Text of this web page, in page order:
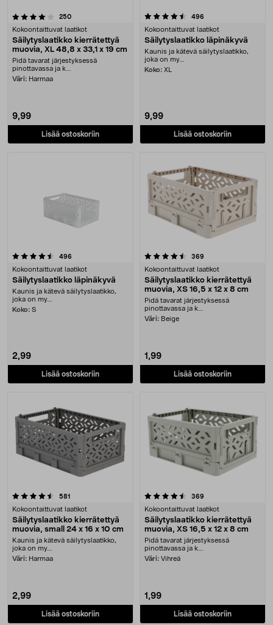
250arvostelut
Kokoontaittuvat laatikot
Säilytyslaatikko kierrätettyä
muovia, XL 48,8 x 33,1 x 19 cm
Pidä tavarat järjestyksessä
pinottavassa ja k....
Väri: Harmaa
9,99
Lisää ostoskoriin
4.5 viidestä tähdestä 496
Kokoontaittuvat laatikot
Säilytyslaatikko läpinäkyvä
Kaunis ja kätevä säilytyslaatikko,
joka on my....
Koko: XL
9,99
Lisää ostoskoriin
496
Kokoontaittuvat laatikot
Säilytyslaatikko läpinäkyvä
Kaunis ja kätevä säilytyslaatikko,
joka on my....
Koko: S
2,99
Lisää ostoskoriin
4.5 viidestä tähdestä 369
Kokoontaittuvat laatikot
Säilytyslaatikko kierrätettyä
muovia, XS 16,5 x 12 x 8 cm
Pidä tavarat järjestyksessä
pinottavassa ja k....
Väri: Beige
1,99
Lisää ostoskoriin
581
Kokoontaittuvat laatikot
Säilytyslaatikko kierrätettyä
muovia, small 24 x 16 x 10 cm
Kaunis ja kätevä säilytyslaatikko,
joka on my....
Väri: Harmaa
2,99
Lisää ostoskoriin
4.5 viidestä tähdestä 369
Kokoontaittuvat laatikot
Säilytyslaatikko kierrätettyä
muovia, XS 16,5 x 12 x 8 cm
Pidä tavarat järjestyksessä
pinottavassa ja k....
Väri: Vihreä
1,99
Lisää ostoskoriin